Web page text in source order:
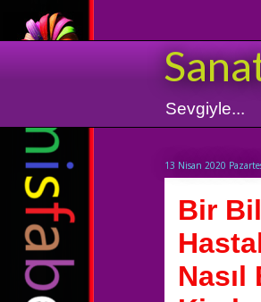
Sevgiyle...
13 Nisan 2020
Bir
Nasıl